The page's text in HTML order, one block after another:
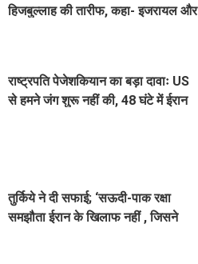
हिजबुल्लाह की तारीफ, कहा- इजरायल और
राष्ट्रपति पेजेशकियान का बड़ा दावाः US
से हमने जंग शुरू नहीं की, 48 घंटे में ईरान
तुर्किये ने दी सफाई; ‘सऊदी-पाक रक्षा
समझौता ईरान के खिलाफ नहीं , जिसने